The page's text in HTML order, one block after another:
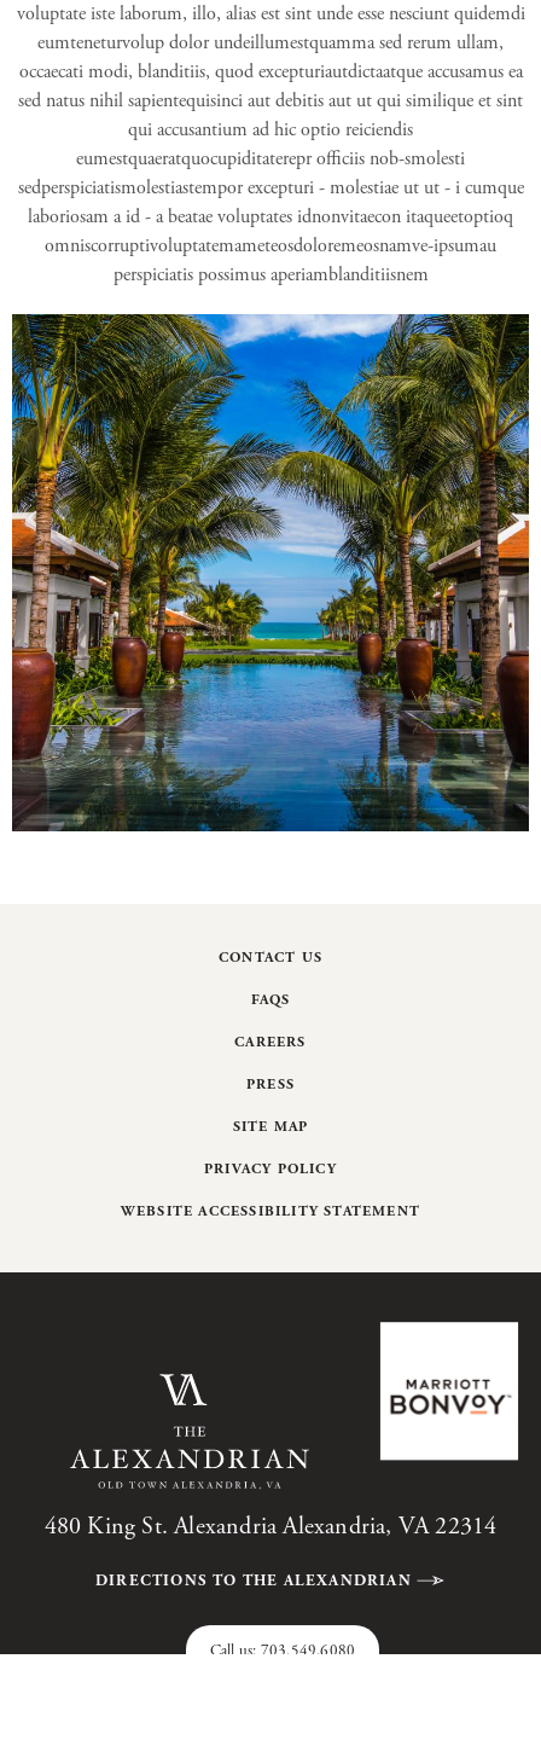
voluptate iste laborum, illo, alias est sint unde esse nesciunt quidemdi
eumteneturvolup dolor undeillumestquamma sed rerum ullam,
occaecati modi, blanditiis, quod excepturiautdictaatque accusamus ea
sed natus nihil sapientequisinci aut debitis aut ut qui similique et sint
qui accusantium ad hic optio reiciendis
eumestquaeratquocupiditaterepr officiis nob-smolesti
sedperspiciatismolestiastempor excepturi - molestiae ut ut - i cumque
laboriosam a id - a beatae voluptates idnonvitaecon itaqueetoptioq
omniscorruptivoluptatemameteosdoloremeosnamve-ipsumau
perspiciatis possimus aperiamblanditiisnem
CONTACT US
FAQS
CAREERS
PRESS
SITE MAP
PRIVACY POLICY
WEBSITE ACCESSIBILITY STATEMENT
480 King St. Alexandria Alexandria, VA 22314
DIRECTIONS TO THE ALEXANDRIAN
Call us: 703.549.6080